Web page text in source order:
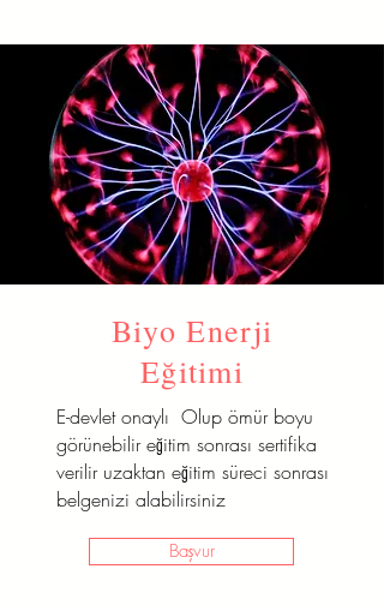
Biyo Enerji
Eğitimi
E-devlet onaylı Olup ömür boyu
görünebilir eğitim sonrası sertifika
verilir uzaktan eğitim süreci sonrası
belgenizi alabilirsiniz
Başvur